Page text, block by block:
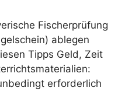
Fischerprüfung
ablegen
Tipps Geld, Zeit
erforderlich